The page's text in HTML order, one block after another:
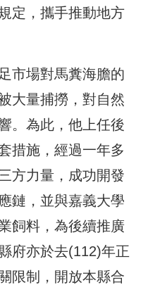
定，攜手推動地方
市場對馬糞海膽的
大量捕撈，對自然
。為此，他上任後
措施，經過一年多
方力量，成功開發
鏈，並與嘉義大學
飼料，為後續推廣
府亦於去(112)年正
限制，開放本縣合